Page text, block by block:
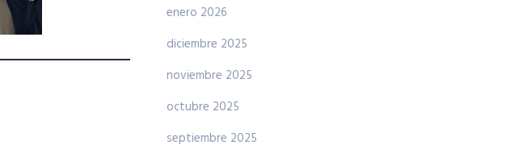
enero 2026
diciembre 2025
noviembre 2025
octubre 2025
septiembre 2025